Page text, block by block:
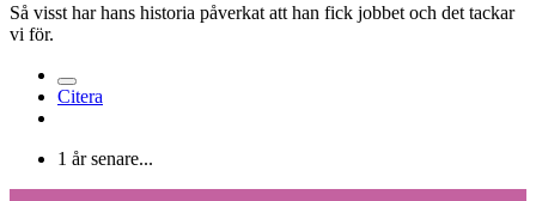
Så visst har hans historia påverkat att han fick jobbet och det tackar
vi för.
Citera
1 år senare...